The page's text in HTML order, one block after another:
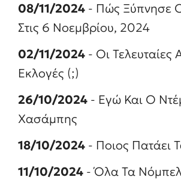
08/11/2024 - Πώς Ξύπνησε
Στις 6 Νοεμβρίου, 2024
02/11/2024 - Οι Τελευταίες
Εκλογές (;)
26/10/2024 - Εγώ Και Ο
Χασάμπης
18/10/2024 - Ποιος Πατάει
11/10/2024 - Όλα Τα Νόμπελ